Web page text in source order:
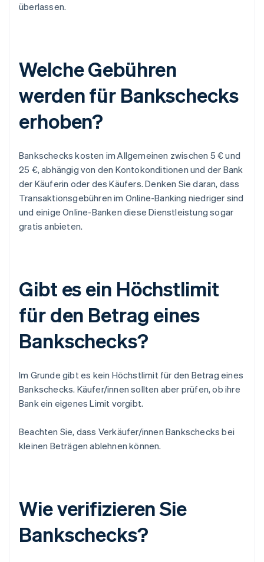
überlassen.
Welche Gebühren
werden für Bankschecks
erhoben?
Bankschecks kosten im Allgemeinen zwischen 5 € und
25 €, abhängig von den Kontokonditionen und der Bank
der Käuferin oder des Käufers. Denken Sie daran, dass
Transaktionsgebühren im Online-Banking niedriger sind
und einige Online-Banken diese Dienstleistung sogar
gratis anbieten.
Gibt es ein Höchstlimit
für den Betrag eines
Bankschecks?
Im Grunde gibt es kein Höchstlimit für den Betrag eines
Bankschecks. Käufer/innen sollten aber prüfen, ob ihre
Bank ein eigenes Limit vorgibt.
Beachten Sie, dass Verkäufer/innen Bankschecks bei
kleinen Beträgen ablehnen können.
Wie verifizieren Sie
Bankschecks?